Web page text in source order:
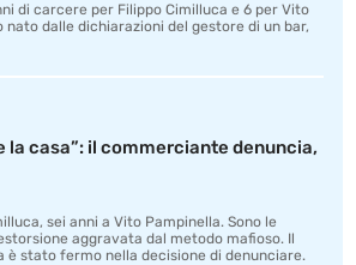
di carcere per Filippo Cimilluca e 6 per Vito
nato dalle dichiarazioni del gestore di un bar,
la casa”: il commerciante denuncia,
sei anni a Vito Pampinella. Sono le
aggravata dal metodo mafioso. Il
stato fermo nella decisione di denunciare.